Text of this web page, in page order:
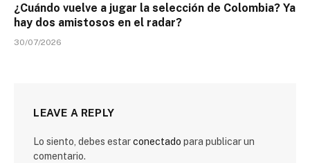
¿Cuándo vuelve a jugar la selección de Colombia? Ya
hay dos amistosos en el radar?
30/07/2026
LEAVE A REPLY
Lo siento, debes estarconectado para publicar un
comentario.